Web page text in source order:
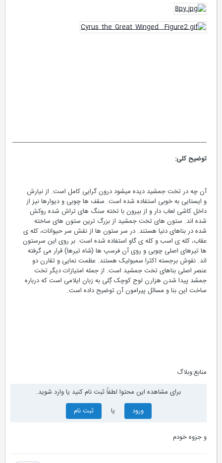
--------------------------------------------------------------------------------------------------
توضیح کلی:
آن چه در تخت جمشید دیده میشود درون گرایی کامل است. از نیارش
و ایستایی به خوبی استفاده شده است. سقف ها چوبی و دیوارها نیز از
داخل کاشی لعاب دار و از بیرون با تخته سنگ های تراش شده روکش
شده اند. ستون های تخت جمشید از بزرگ ترین ستون های ساخته
شده در بناهای دنیا هستند. در سر ستون ها از نقش سر حیوانات، کله ی
عقاب، کله ی اسب و کله ی گاو استفاده شده است. بر روی این سرستون
ها تیرهای اصلی چوبی و روی آن فرسپ ها (شاه تیرها) قرار می گرفته
اند. نقوش برجسته اکثرا سمبولیک هستند. عظمت نمایی و تقارن دو
عنصر اصلی بناهای تخت جمشید است. از جمله امتیازات دیگر تخت
جمشد پیدا شدن هزارن لوح کوچک گِلی به زبان ایلامی است که درباره
ساخت این بنا و مسائل پیرامون آن توضیح داده است.
منابع:وبلاگ
برای مشاهده این محتوا لطفاً ثبت نام کنید یا وارد شوید.
ورود
ثبت نام
و جزوه خودم